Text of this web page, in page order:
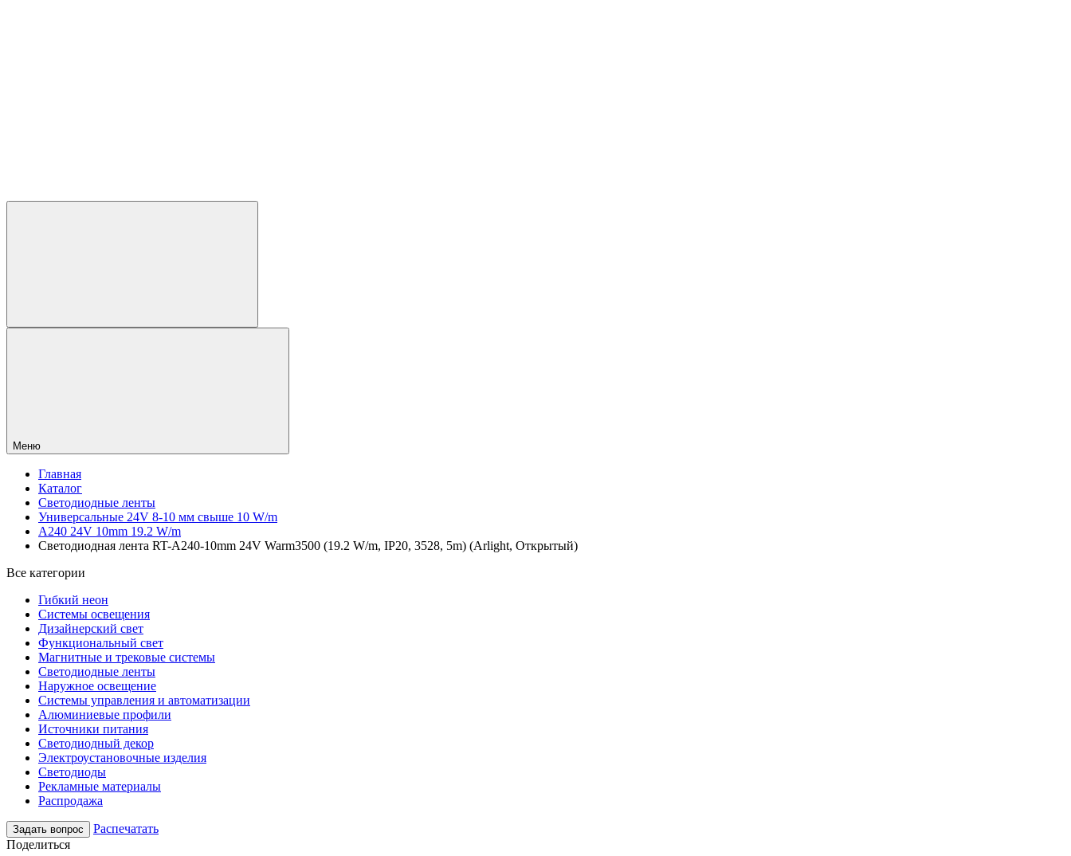
Меню
Главная
Каталог
Светодиодные ленты
Универсальные 24V 8-10 мм свыше 10 W/m
A240 24V 10mm 19.2 W/m
Светодиодная лента RT-A240-10mm 24V Warm3500 (19.2 W/m, IP20, 3528, 5m) (Arlight, Открытый)
Все категории
Гибкий неон
Системы освещения
Дизайнерский свет
Функциональный свет
Магнитные и трековые системы
Светодиодные ленты
Наружное освещение
Системы управления и автоматизации
Алюминиевые профили
Источники питания
Светодиодный декор
Электроустановочные изделия
Светодиоды
Рекламные материалы
Распродажа
Задать вопрос
Распечатать
Поделиться